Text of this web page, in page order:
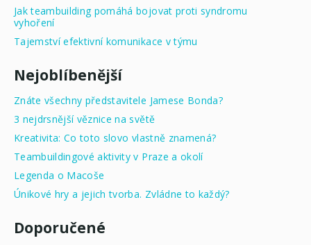
Jak teambuilding pomáhá bojovat proti syndromu
vyhoření
Tajemství efektivní komunikace v týmu
Nejoblíbenější
Znáte všechny představitele Jamese Bonda?
3 nejdrsnější věznice na světě
Kreativita: Co toto slovo vlastně znamená?
Teambuildingové aktivity v Praze a okolí
Legenda o Macoše
Únikové hry a jejich tvorba. Zvládne to každý?
Doporučené